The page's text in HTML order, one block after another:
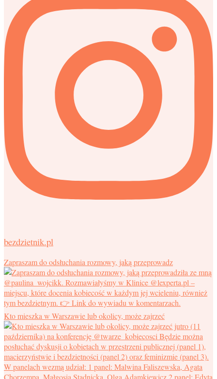
bezdzietnik.pl
Zapraszam do odsłuchania rozmowy, jaką przeprowadz
Kto mieszka w Warszawie lub okolicy, może zajrzeć